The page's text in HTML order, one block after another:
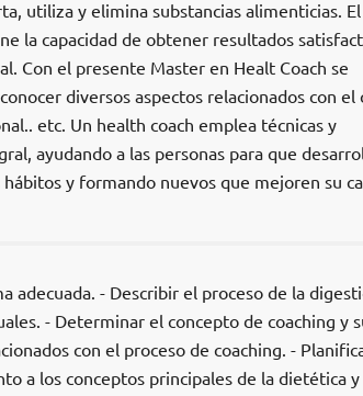
utiliza y elimina substancias alimenticias. El
la capacidad de obtener resultados
Con el presente Master en Healt Coach se
diversos aspectos relacionados con el
etc. Un health coach emplea técnicas y
ayudando a las personas para que
y formando nuevos que mejoren su
adecuada. - Describir el proceso de la
- Determinar el concepto de coaching y
con el proceso de coaching. -
a los conceptos principales de la dietética y